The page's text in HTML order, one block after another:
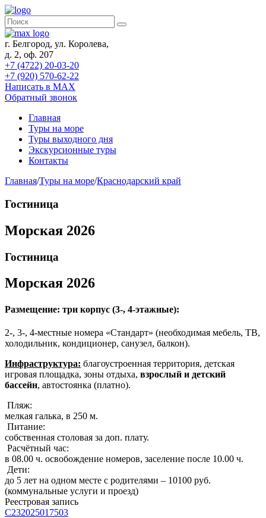
г. Белгород, ул. Королева,
д. 2, оф. 207
+7 (4722) 20-03-20
+7 (920) 570-62-22
Написать в MAX
Обратный звонок
Главная
Туры на море
Туры выходного дня
Экскурсионные туры
Контакты
Главная/Туры на море/Краснодарский край
Гостиница
Морская 2026
Гостиница
Морская 2026
Размещение: три корпус (3-, 4-этажные):
2-, 3-, 4-местные номера «Стандарт» (необходимая мебель, ТВ,
холодильник, кондиционер, санузел, балкон).
Инфраструктура: благоустроенная территория, детская
игровая площадка, зоны отдыха, взрослый и детский
бассейн, автостоянка (платно).
Пляж:
мелкая галька, в 250 м.
Питание:
собственная столовая за доп. плату.
Расчётный час:
в 08.00 ч. освобождение номеров, заселение после 10.00 ч.
Дети:
до 5 лет на одном месте с родителями – 10100 руб.
(коммунальные услуги и проезд)
Реестровая запись
С232025017503